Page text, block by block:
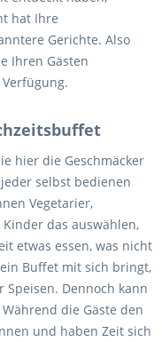
hat Ihre
Gerichte. Also
Ihren Gästen
hier die Geschmäcker
selbst bedienen
Vegetarier,
das auswählen,
etwas essen, was nicht
Buffet mit sich bringt,
Dennoch kann
die Gäste den
und haben Zeit sich